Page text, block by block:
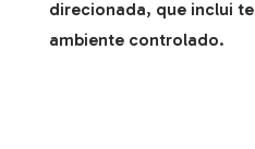
direcionada, que inclui
ambiente controlado.